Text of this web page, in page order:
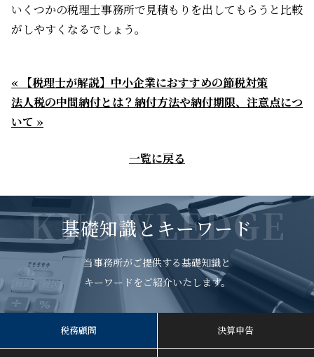
いくつかの税理士事務所で見積もりを出してもらうと比較
がしやすくなるでしょう。
« 【税理士が解説】中小企業におすすめの節税対策
法人税の中間納付とは？納付方法や納付期限、注意点につ
いて »
一覧に戻る
KNOWLEDGE
基礎知識とキーワード
当事務所がご提供する基礎知識と
キーワードをご紹介いたします。
税務顧問 決算申告